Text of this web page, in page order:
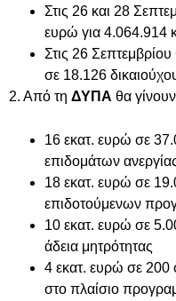
Στις 26 και 28
ευρώ για 4.064.914
Στις 26
σε 18.126
2. Από τη ΔΥΠΑ θα
16 εκατ. ευρώ σε
επιδομάτων
18 εκατ. ευρώ σε
επιδοτούμενων
10 εκατ. ευρώ σε
άδεια μητρότητας
4 εκατ. ευρώ σε 200
στο πλαίσιο